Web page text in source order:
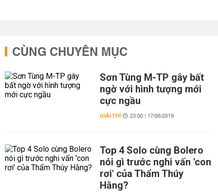
CÙNG CHUYÊN MỤC
Sơn Tùng M-TP gây bất
ngờ với hình tượng mới
cực ngầu
GIẢI TRÍ 23:00 | 17/06/2019
Top 4 Solo cùng Bolero
nói gì trước nghi vấn 'con
rơi' của Thẩm Thúy
Hằng?